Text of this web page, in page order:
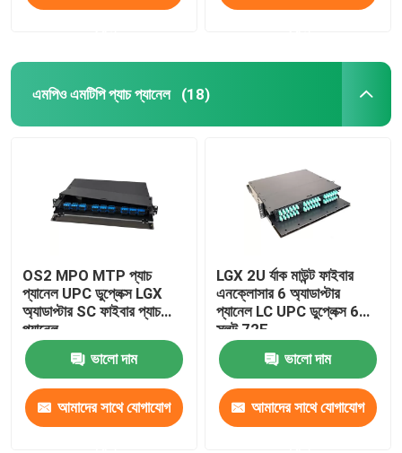
এমপিও এমটিপি প্যাচ প্যানেল (18)
OS2 MPO MTP প্যাচ
প্যানেল UPC ডুপ্লেক্স LGX
অ্যাডাপ্টার SC ফাইবার প্যাচ
প্যানেল
ভালো দাম
আমাদের সাথে যোগাযোগ
LGX 2U র্যাক মাউন্ট ফাইবার
এনক্লোসার 6 অ্যাডাপ্টার
প্যানেল LC UPC ডুপ্লেক্স 6
স্লট 72F
ভালো দাম
আমাদের সাথে যোগাযোগ